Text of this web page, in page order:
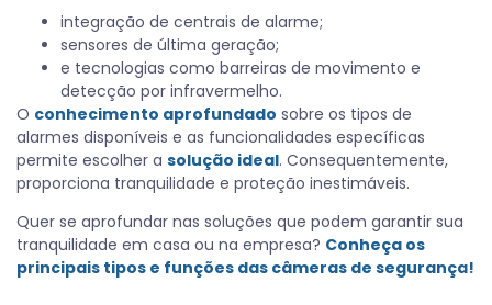
integração de centrais de alarme;
sensores de última geração;
e tecnologias como barreiras de movimento e
detecção por infravermelho.
O conhecimento aprofundado sobre os tipos de
alarmes disponíveis e as funcionalidades específicas
permite escolher a solução ideal. Consequentemente,
proporciona tranquilidade e proteção inestimáveis.
Quer se aprofundar nas soluções que podem garantir sua
tranquilidade em casa ou na empresa? Conheça os
principais tipos e funções das câmeras de segurança!